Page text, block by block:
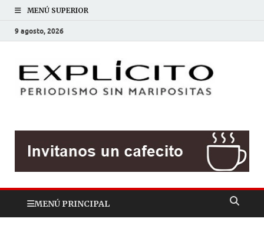
MENÚ SUPERIOR
9 agosto, 2026
MENÚ PRINCIPAL